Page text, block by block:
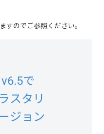
すのでご参照ください。
で
スタリ
ジョン